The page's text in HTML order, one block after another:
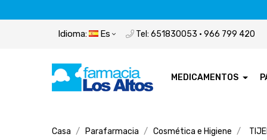
Idioma: Es Tel: 651830053 · 966 799 420
MEDICAMENTOS
Casa Parafarmacia Cosmética e Higiene